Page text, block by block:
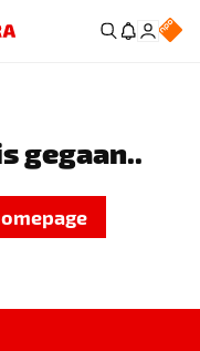
gegaan..